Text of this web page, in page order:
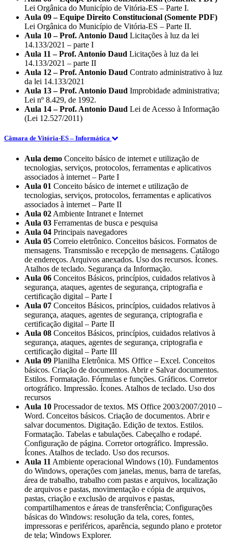
Lei Orgânica do Município de Vitória-ES – Parte I.
Aula 09 – Equipe Direito Constitucional (Somente PDF)
Lei Orgânica do Município de Vitória-ES – Parte II.
Aula 10 – Prof. Antonio Daud Licitações à luz da lei
14.133/2021 – parte I
Aula 11 – Prof. Antonio Daud Licitações à luz da lei
14.133/2021 – parte II
Aula 12 – Prof. Antonio Daud Contrato administrativo à luz
da lei 14.133/2021
Aula 13 – Prof. Antonio Daud Improbidade administrativa;
Lei nº 8.429, de 1992.
Aula 14 – Prof. Antonio Daud Lei de Acesso à Informação
(Lei 12.527/2011)
Câmara de Vitória-ES – Informática
Aula demo Conceito básico de internet e utilização de
tecnologias, serviços, protocolos, ferramentas e aplicativos
associados à internet – Parte I
Aula 01 Conceito básico de internet e utilização de
tecnologias, serviços, protocolos, ferramentas e aplicativos
associados à internet – Parte II
Aula 02 Ambiente Intranet e Internet
Aula 03 Ferramentas de busca e pesquisa
Aula 04 Principais navegadores
Aula 05 Correio eletrônico. Conceitos básicos. Formatos de
mensagens. Transmissão e recepção de mensagens. Catálogo
de endereços. Arquivos anexados. Uso dos recursos. Ícones.
Atalhos de teclado. Segurança da Informação.
Aula 06 Conceitos Básicos, princípios, cuidados relativos à
segurança, ataques, agentes de segurança, criptografia e
certificação digital – Parte I
Aula 07 Conceitos Básicos, princípios, cuidados relativos à
segurança, ataques, agentes de segurança, criptografia e
certificação digital – Parte II
Aula 08 Conceitos Básicos, princípios, cuidados relativos à
segurança, ataques, agentes de segurança, criptografia e
certificação digital – Parte III
Aula 09 Planilha Eletrônica. MS Office – Excel. Conceitos
básicos. Criação de documentos. Abrir e Salvar documentos.
Estilos. Formatação. Fórmulas e funções. Gráficos. Corretor
ortográfico. Impressão. Ícones. Atalhos de teclado. Uso dos
recursos
Aula 10 Processador de textos. MS Office 2003/2007/2010 –
Word. Conceitos básicos. Criação de documentos. Abrir e
salvar documentos. Digitação. Edição de textos. Estilos.
Formatação. Tabelas e tabulações. Cabeçalho e rodapé.
Configuração de página. Corretor ortográfico. Impressão.
Ícones. Atalhos de teclado. Uso dos recursos.
Aula 11 Ambiente operacional Windows (10). Fundamentos
do Windows, operações com janelas, menus, barra de tarefas,
área de trabalho, trabalho com pastas e arquivos, localização
de arquivos e pastas, movimentação e cópia de arquivos,
pastas, criação e exclusão de arquivos e pastas,
compartilhamentos e áreas de transferência; Configurações
básicas do Windows: resolução da tela, cores, fontes,
impressoras e periféricos, aparência, segundo plano e protetor
de tela; Windows Explorer.